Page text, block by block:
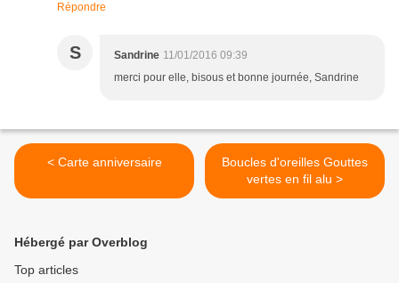
Répondre
S Sandrine 11/01/2016 09:39
merci pour elle, bisous et bonne journée, Sandrine
< Carte anniversaire
Boucles d'oreilles Gouttes
vertes en fil alu >
Hébergé par Overblog
Top articles